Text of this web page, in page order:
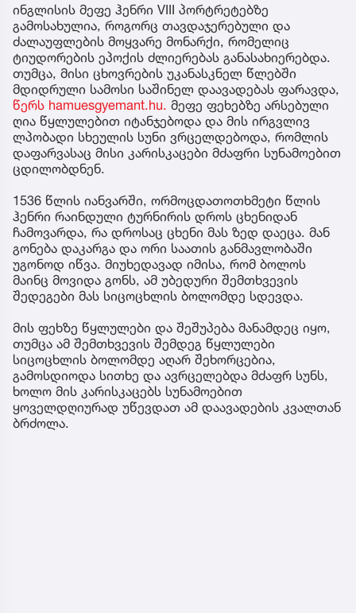
ინგლისის მეფე ჰენრი VIII პორტრეტებზე
გამოსახულია, როგორც თავდაჯერებული და
ძალაუფლების მოყვარე მონარქი, რომელიც
ტიუდორების ეპოქის ძლიერებას განასახიერებდა.
თუმცა, მისი ცხოვრების უკანასკნელ წლებში
მდიდრული სამოსი საშინელ დაავადებას ფარავდა,
წერს hamuesgyemant.hu. მეფე ფეხებზე არსებული
ღია წყლულებით იტანჯებოდა და მის ირგვლივ
ლპობადი სხეულის სუნი ვრცელდებოდა, რომლის
დაფარვასაც მისი კარისკაცები მძაფრი სუნამოებით
ცდილობდნენ.
1536 წლის იანვარში, ორმოცდათოთხმეტი წლის
ჰენრი რაინდული ტურნირის დროს ცხენიდან
ჩამოვარდა, რა დროსაც ცხენი მას ზედ დაეცა. მან
გონება დაკარგა და ორი საათის განმავლობაში
უგონოდ იწვა. მიუხედავად იმისა, რომ ბოლოს
მაინც მოვიდა გონს, ამ უბედური შემთხვევის
შედეგები მას სიცოცხლის ბოლომდე სდევდა.
მის ფეხზე წყლულები და შეშუპება მანამდეც იყო,
თუმცა ამ შემთხვევის შემდეგ წყლულები
სიცოცხლის ბოლომდე აღარ შეხორცებია,
გამოსდიოდა სითხე და ავრცელებდა მძაფრ სუნს,
ხოლო მის კარისკაცებს სუნამოებით
ყოველდღიურად უწევდათ ამ დაავადების კვალთან
ბრძოლა.